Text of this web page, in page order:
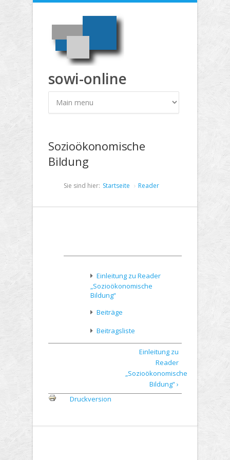
Direkt zum Inhalt
sowi-online
Sozioökonomische
Bildung
Sie sind hier: Startseite Reader
Einleitung zu Reader
„Sozioökonomische
Bildung“
Beiträge
Beitragsliste
Einleitung zu
Reader
„Sozioökonomische
Bildung“ ›
Druckversion